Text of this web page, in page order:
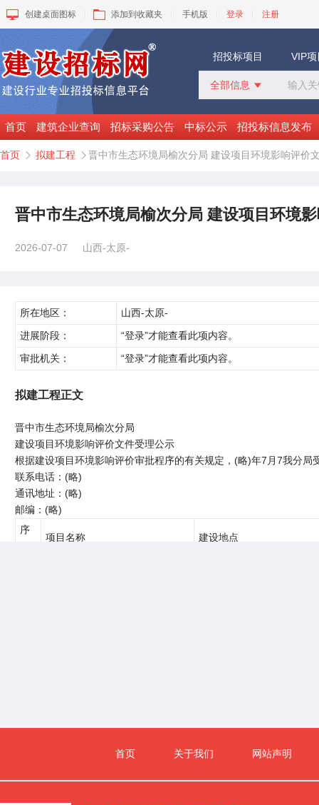
创建桌面图标 添加到收藏夹 手机版 登录 注册
招投标项目 VIP
全部信息 
招标采购
中标公示
变更公告
VIP项目
询价采购
首页 建筑企业查询 招标采购公告 中标公示 招投标信息发布
首页  拟建工程  晋中市生态环境局榆次分局 建设项目环境影响评价
晋中市生态环境局榆次分局 建设项目环境
2026-07-07 山西-太原-
所在地区：
山西-太原-
进展阶段：
“登录”才能查看此项内容。
审批机关：
“登录”才能查看此项内容。
拟建工程正文
晋中市生态环境局榆次分局
建设项目环境影响评价文件受理公示
根据建设项目环境影响评价审批程序的有关规定，(略)年7月7我分
联系电话：(略)
通讯地址：(略)
邮编：(略)
序
项目名称 建设地点
首页 关于我们 网站声明